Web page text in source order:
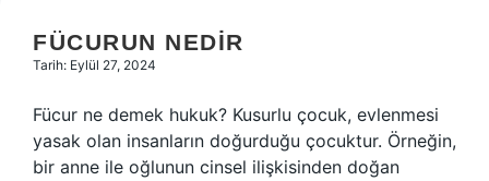
FÜCURUN NEDIR
Tarih: Eylül 27, 2024
Fücur ne demek hukuk? Kusurlu çocuk, evlenmesi
yasak olan insanların doğurduğu çocuktur. Örneğin,
bir anne ile oğlunun cinsel ilişkisinden doğan